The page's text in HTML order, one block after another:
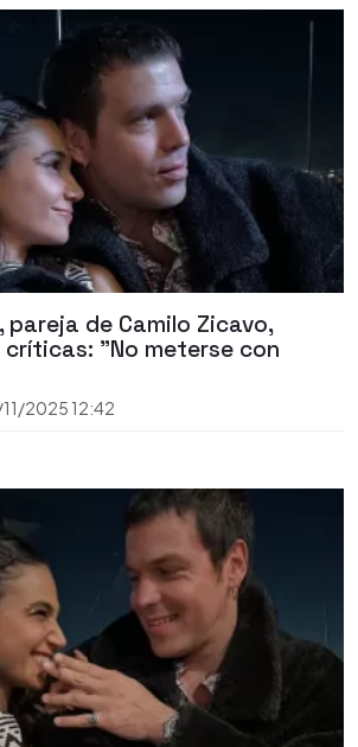
pareja de Camilo Zicavo,
"No meterse con
2025 12:42